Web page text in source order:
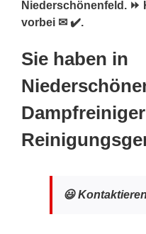
Niederschönenfeld. ⏩
vorbei ✉ ✔️.
Sie haben in
😃